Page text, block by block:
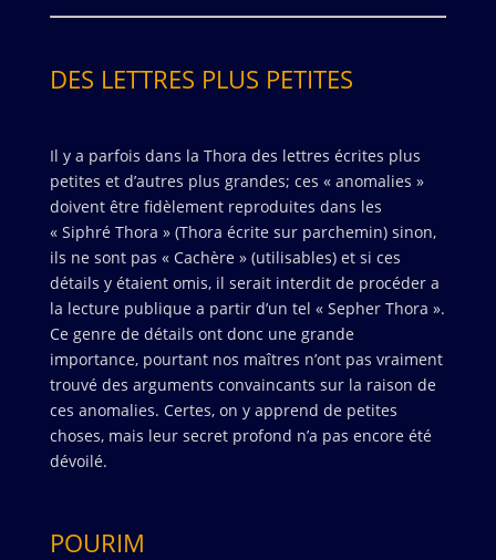
DES LETTRES PLUS PETITES
Il y a parfois dans la Thora des lettres écrites plus
petites et d’autres plus grandes; ces « anomalies »
doivent être fidèlement reproduites dans les
« Siphré Thora » (Thora écrite sur parchemin) sinon,
ils ne sont pas « Cachère » (utilisables) et si ces
détails y étaient omis, il serait interdit de procéder a
la lecture publique a partir d’un tel « Sepher Thora ».
Ce genre de détails ont donc une grande
importance, pourtant nos maîtres n’ont pas vraiment
trouvé des arguments convaincants sur la raison de
ces anomalies. Certes, on y apprend de petites
choses, mais leur secret profond n’a pas encore été
dévoilé.
POURIM